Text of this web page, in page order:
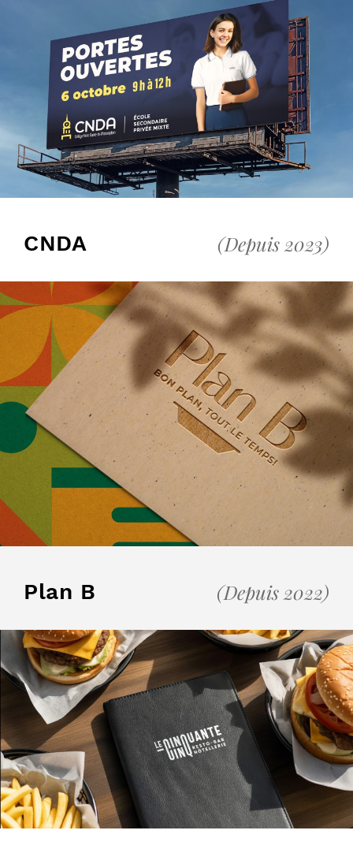
CNDA (Depuis 2023)
Plan B (Depuis 2022)